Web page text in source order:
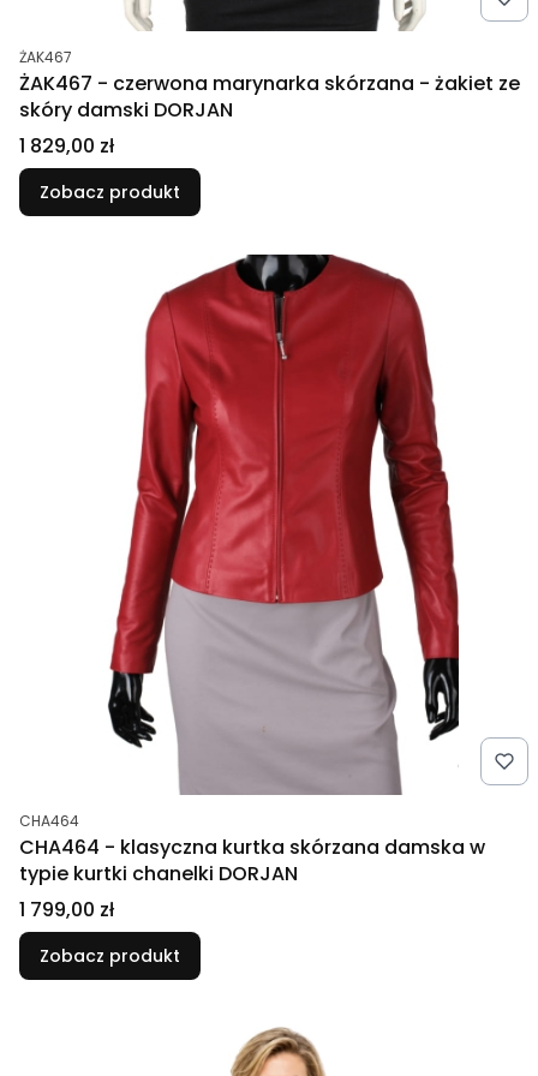
Kod produktu
ŻAK467
ŻAK467 - czerwona marynarka skórzana - żakiet ze
skóry damski DORJAN
Cena
1 829,00 zł
Zobacz produkt
Kod produktu
CHA464
CHA464 - klasyczna kurtka skórzana damska w
typie kurtki chanelki DORJAN
Cena
1 799,00 zł
Zobacz produkt